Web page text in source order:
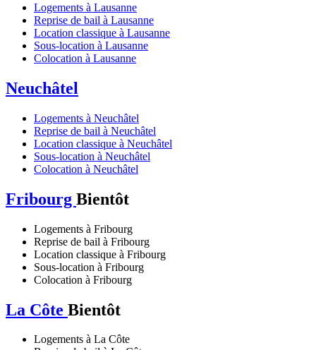
Logements à Lausanne
Reprise de bail à Lausanne
Location classique à Lausanne
Sous-location à Lausanne
Colocation à Lausanne
Neuchâtel
Logements à Neuchâtel
Reprise de bail à Neuchâtel
Location classique à Neuchâtel
Sous-location à Neuchâtel
Colocation à Neuchâtel
Fribourg Bientôt
Logements à Fribourg
Reprise de bail à Fribourg
Location classique à Fribourg
Sous-location à Fribourg
Colocation à Fribourg
La Côte Bientôt
Logements à La Côte